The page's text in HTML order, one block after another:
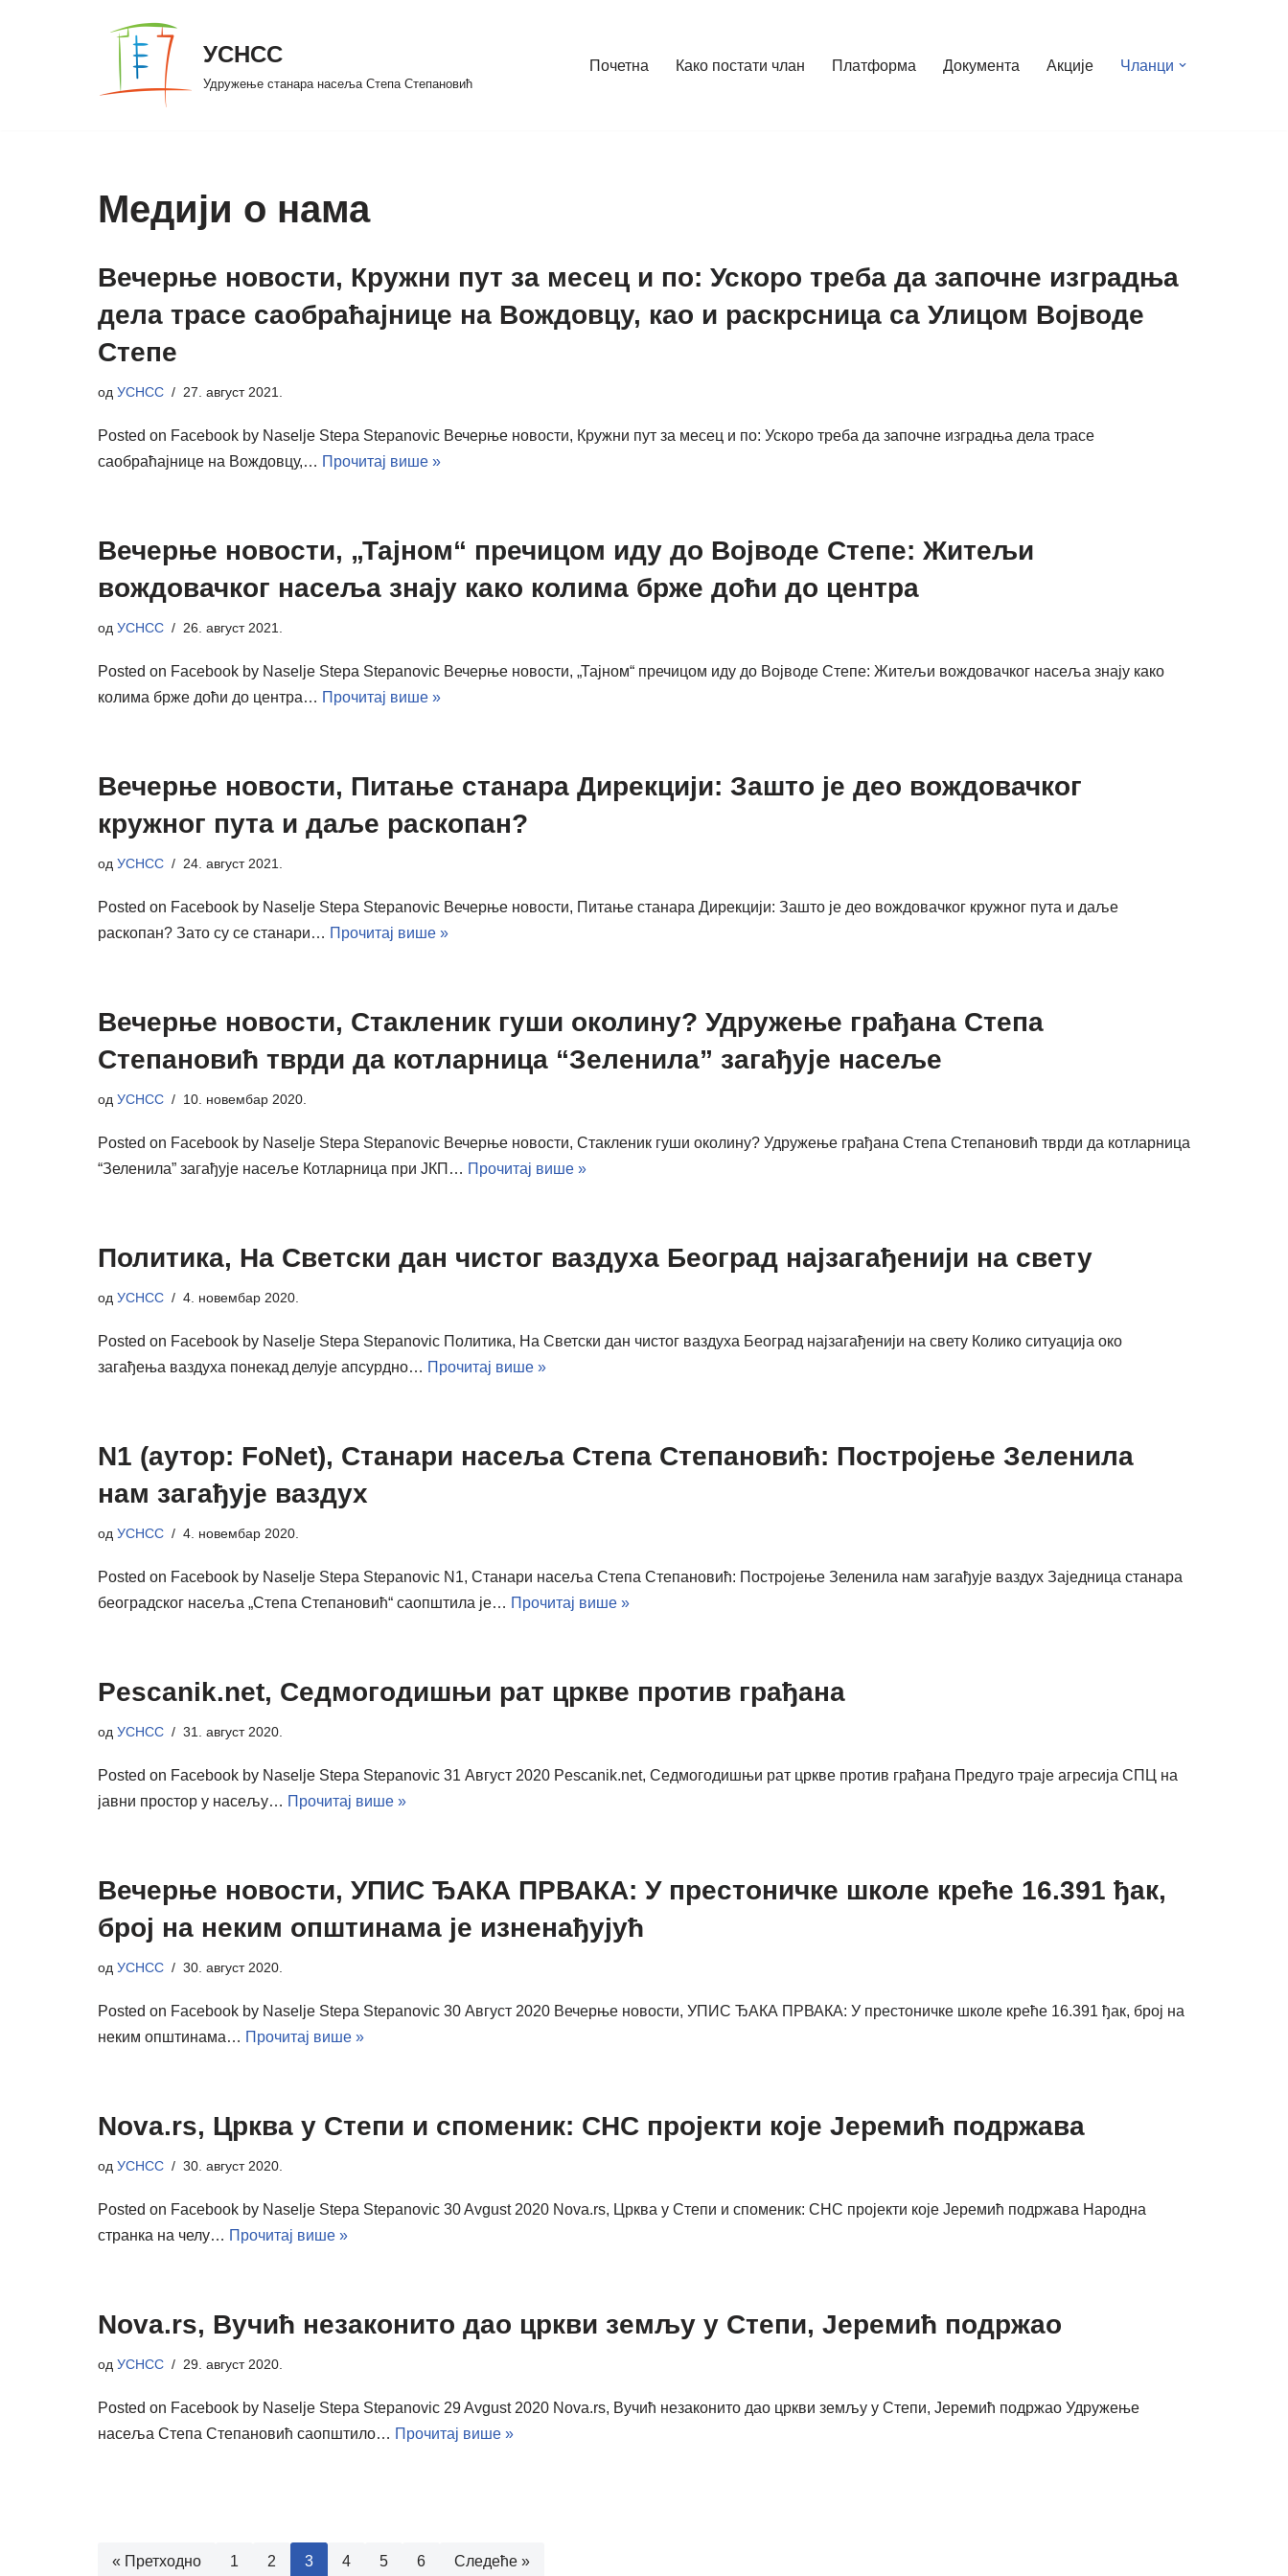
УСНСС
Удружење станара насеља Степа Степановић
Почетна Како постати члан Платформа Документа Акције Чланци
Медији о нама
Вечерње новости, Кружни пут за месец и по: Ускоро треба да започне изградња
дела трасе саобраћајнице на Вождовцу, као и раскрсница са Улицом Војводе
Степе
од УСНСС 27. август 2021.
Posted on Facebook by Naselje Stepa Stepanovic Вечерње новости, Кружни пут за месец и по: Ускоро треба да започне изградња дела трасе
саобраћајнице на Вождовцу,… Прочитај више »
Вечерње новости, „Тајном“ пречицом иду до Војводе Степе: Житељи
вождовачког насеља знају како колима брже доћи до центра
од УСНСС 26. август 2021.
Posted on Facebook by Naselje Stepa Stepanovic Вечерње новости, „Тајном“ пречицом иду до Војводе Степе: Житељи вождовачког насеља знају како
колима брже доћи до центра… Прочитај више »
Вечерње новости, Питање станара Дирекцији: Зашто је део вождовачког
кружног пута и даље раскопан?
од УСНСС 24. август 2021.
Posted on Facebook by Naselje Stepa Stepanovic Вечерње новости, Питање станара Дирекцији: Зашто је део вождовачког кружног пута и даље
раскопан? Зато су се станари… Прочитај више »
Вечерње новости, Стакленик гуши околину? Удружење грађана Степа
Степановић тврди да котларница “Зеленила” загађује насеље
од УСНСС 10. новембар 2020.
Posted on Facebook by Naselje Stepa Stepanovic Вечерње новости, Стакленик гуши околину? Удружење грађана Степа Степановић тврди да котларница
“Зеленила” загађује насеље Котларница при ЈКП… Прочитај више »
Политика, На Светски дан чистог ваздуха Београд најзагађенији на свету
од УСНСС 4. новембар 2020.
Posted on Facebook by Naselje Stepa Stepanovic Политика, На Светски дан чистог ваздуха Београд најзагађенији на свету Колико ситуација око
загађења ваздуха понекад делује апсурдно… Прочитај више »
N1 (аутор: FoNet), Станари насеља Степа Степановић: Постројење Зеленила
нам загађује ваздух
од УСНСС 4. новембар 2020.
Posted on Facebook by Naselje Stepa Stepanovic N1, Станари насеља Степа Степановић: Постројење Зеленила нам загађује ваздух Заједница станара
београдског насеља „Степа Степановић“ саопштила је… Прочитај више »
Pescanik.net, Седмогодишњи рат цркве против грађана
од УСНСС 31. август 2020.
Posted on Facebook by Naselje Stepa Stepanovic 31 Август 2020 Pescanik.net, Седмогодишњи рат цркве против грађана Предуго траје агресија СПЦ на
јавни простор у насељу… Прочитај више »
Вечерње новости, УПИС ЂАКА ПРВАКА: У престоничке школе креће 16.391 ђак,
број на неким општинама је изненађујућ
од УСНСС 30. август 2020.
Posted on Facebook by Naselje Stepa Stepanovic 30 Август 2020 Вечерње новости, УПИС ЂАКА ПРВАКА: У престоничке школе креће 16.391 ђак, број на
неким општинама… Прочитај више »
Nova.rs, Црква у Степи и споменик: СНС пројекти које Јеремић подржава
од УСНСС 30. август 2020.
Posted on Facebook by Naselje Stepa Stepanovic 30 Avgust 2020 Nova.rs, Црква у Степи и споменик: СНС пројекти које Јеремић подржава Народна
странка на челу… Прочитај више »
Nova.rs, Вучић незаконито дао цркви земљу у Степи, Јеремић подржао
од УСНСС 29. август 2020.
Posted on Facebook by Naselje Stepa Stepanovic 29 Avgust 2020 Nova.rs, Вучић незаконито дао цркви земљу у Степи, Јеремић подржао Удружење
насеља Степа Степановић саопштило… Прочитај више »
« Претходно 1 2 3 4 5 6 Следеће »